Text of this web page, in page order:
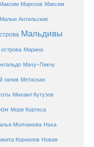
Максим Морозов Максим
Малые Антильские
Мальдивы
Марина
Мачу-Пикчу
залив Метаскан
Михаил Кутузов
Море Кортеса
Молчанова Наха
Корнилов Новая